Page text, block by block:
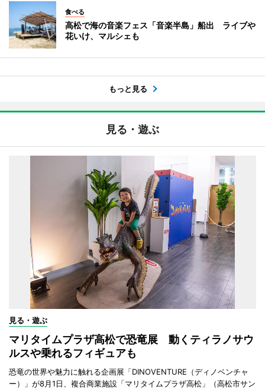
食べる
高松で海の音楽フェス「音楽半島」船出 ライブや
花いけ、マルシェも
もっと見る
見る・遊ぶ
見る・遊ぶ
マリタイムプラザ高松で恐竜展 動くティラノサウ
ルスや乗れるフィギュアも
恐竜の世界や魅力に触れる企画展「DINOVENTURE（ディノベンチャ
ー）」が8月1日、複合商業施設「マリタイムプラザ高松」（高松市サン